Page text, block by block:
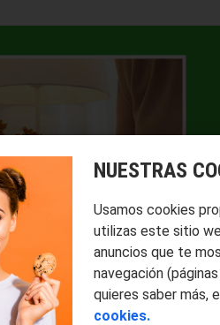
NUESTRAS
Usamos cookies
utilizas este sitio
anuncios que te
navegación
quieres saber más,
cookies.